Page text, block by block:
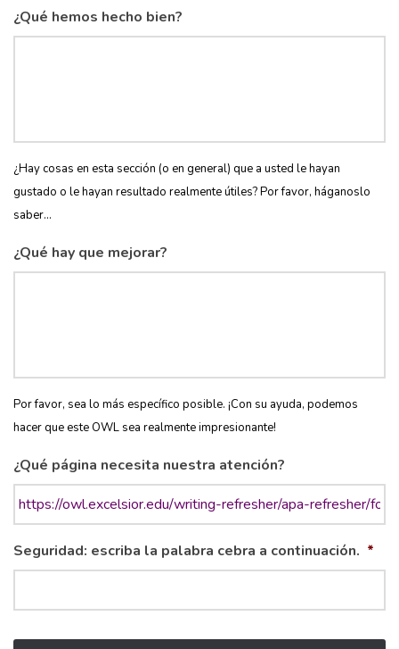
¿Qué hemos hecho bien?
¿Hay cosas en esta sección (o en general) que a usted le hayan
gustado o le hayan resultado realmente útiles? Por favor, háganoslo
saber...
¿Qué hay que mejorar?
Por favor, sea lo más específico posible. ¡Con su ayuda, podemos
hacer que este OWL sea realmente impresionante!
¿Qué página necesita nuestra atención?
Seguridad: escriba la palabra cebra a continuación. *